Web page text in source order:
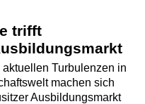
trifft
Turbulenzen in
machen sich
Ausbildungsmarkt